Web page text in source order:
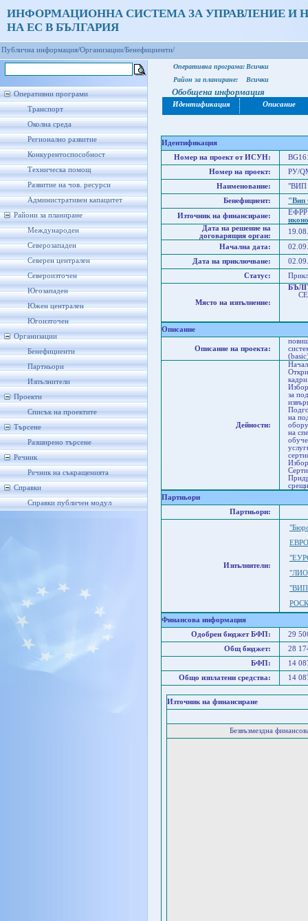
ИНФОРМАЦИОННА СИСТЕМА ЗА УПРАВЛЕНИЕ И
НА ЕС В БЪЛГАРИЯ
Публична информация/Организации/Бенефициенти/
Оперативни програми
Транспорт
Околна среда
Регионално развитие
Конкурентоспособност
Техническа помощ
Развитие на чов. ресурси
Административен капацитет
Райони за планиране
Международен
Северозападен
Северен централен
Североизточен
Югозападен
Южен централен
Югоизточен
Организации
Бенефициенти
Партньори
Изпълнители
Проекти
Списък на проектите
Търсене
Разширено търсене
Речник
Речник на съкращенията
Справки
Справки публичен модул
Оперативна програма: Всички
Район за планиране:
Всички
Обобщена информация
Идентификация Описание
Идентификация
Номер на проект от ИСУН:
Номер на проект:
РУ/
Наименование:
"ВИП
Бенефициент:
"Вип
Източник на финансиране:
Дата на решение на
договарящия орган:
Начална дата:
Дата на приключване:
Статус:
Място на изпълнение:
Описание
Описание на проекта:
Дейности:
за
на
на
Партньори
Партньори:
Изпълнители:
Финансова информация
Одобрен бюджет БФП:
29
Общ бюджет:
28
БФП:
14
Общо изплатени средства:
14
Източник на финансиране
Безвъзмездна